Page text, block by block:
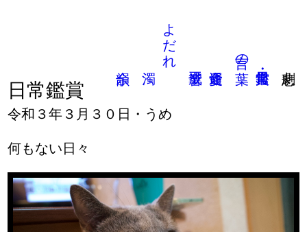
言の葉
よだれ
日常鑑賞
令和３年３月３０日・うめ
何もない日々